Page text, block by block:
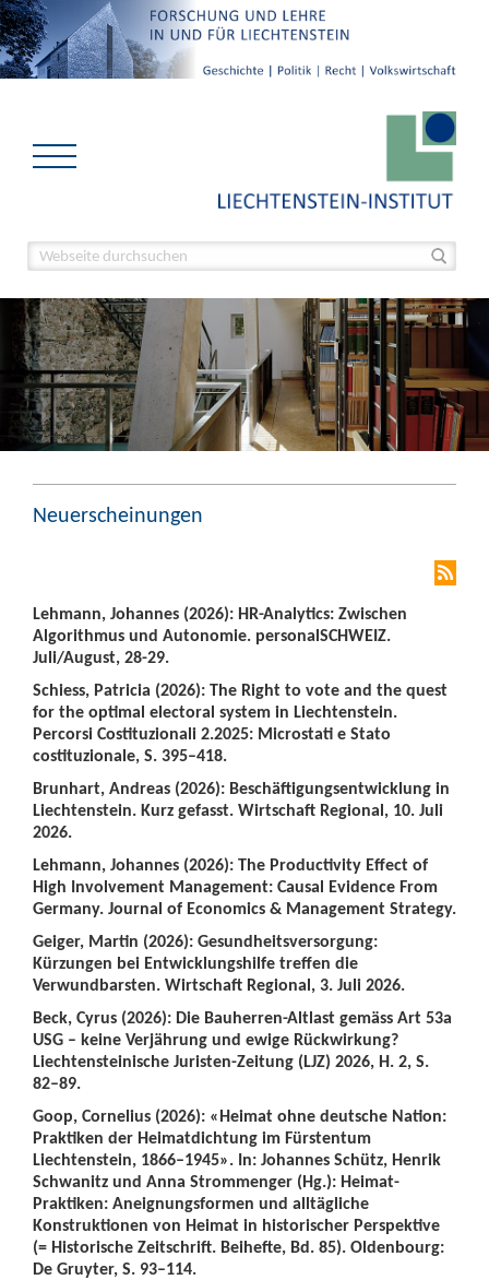
Neuerscheinungen
Lehmann, Johannes (2026): HR-Analytics: Zwischen
Algorithmus und Autonomie. personalSCHWEIZ.
Juli/August, 28-29.
Schiess, Patricia (2026): The Right to vote and the quest
for the optimal electoral system in Liechtenstein.
Percorsi Costituzionali 2.2025: Microstati e Stato
costituzionale, S. 395–418.
Brunhart, Andreas (2026): Beschäftigungsentwicklung in
Liechtenstein. Kurz gefasst. Wirtschaft Regional, 10. Juli
2026.
Lehmann, Johannes (2026): The Productivity Effect of
High Involvement Management: Causal Evidence From
Germany. Journal of Economics & Management Strategy.
Geiger, Martin (2026): Gesundheitsversorgung:
Kürzungen bei Entwicklungshilfe treffen die
Verwundbarsten. Wirtschaft Regional, 3. Juli 2026.
Beck, Cyrus (2026): Die Bauherren-Altlast gemäss Art 53a
USG – keine Verjährung und ewige Rückwirkung?
Liechtensteinische Juristen-Zeitung (LJZ) 2026, H. 2, S.
82–89.
Goop, Cornelius (2026): «Heimat ohne deutsche Nation:
Praktiken der Heimatdichtung im Fürstentum
Liechtenstein, 1866–1945». In: Johannes Schütz, Henrik
Schwanitz und Anna Strommenger (Hg.): Heimat-
Praktiken: Aneignungsformen und alltägliche
Konstruktionen von Heimat in historischer Perspektive
(= Historische Zeitschrift. Beihefte, Bd. 85). Oldenbourg:
De Gruyter, S. 93–114.